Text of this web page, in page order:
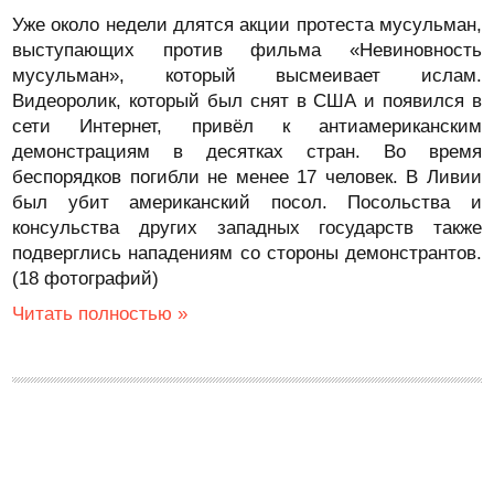
Уже около недели длятся акции протеста мусульман,
выступающих против фильма «Невиновность
мусульман», который высмеивает ислам.
Видеоролик, который был снят в США и появился в
сети Интернет, привёл к антиамериканским
демонстрациям в десятках стран. Во время
беспорядков погибли не менее 17 человек. В Ливии
был убит американский посол. Посольства и
консульства других западных государств также
подверглись нападениям со стороны демонстрантов.
(18 фотографий)
Читать полностью »